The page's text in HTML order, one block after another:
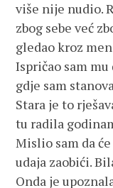
više nije nudio.
zbog sebe već
gledao kroz
Ispričao sam
gdje sam
Stara je to
tu radila
Mislio sam da
udaja zaobići.
Onda je